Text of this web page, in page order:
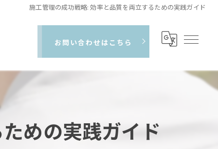
施工管理の成功戦略: 効率と品質を両立するための実践ガイド
お問い合わせはこちら
めの実践ガイド